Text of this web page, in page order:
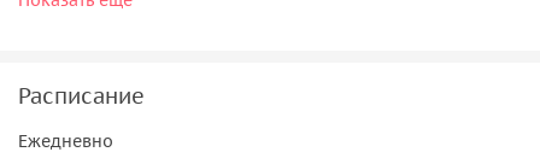
причудливыми сталактитами и красивейшую
водопад, прогуляетесь по живописному парку и
Расписание
Ежедневно